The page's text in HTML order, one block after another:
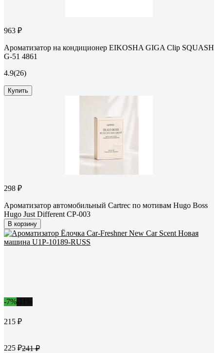
963 ₽
Ароматизатор на кондиционер EIKOSHA GIGA Clip SQUASH
G-51 4861
4.9(26)
Купить
298 ₽
Ароматизатор автомобильный Cartrec по мотивам Hugo Boss
Hugo Just Different CP-003
В корзину
-7%
215 ₽
225 ₽241 ₽